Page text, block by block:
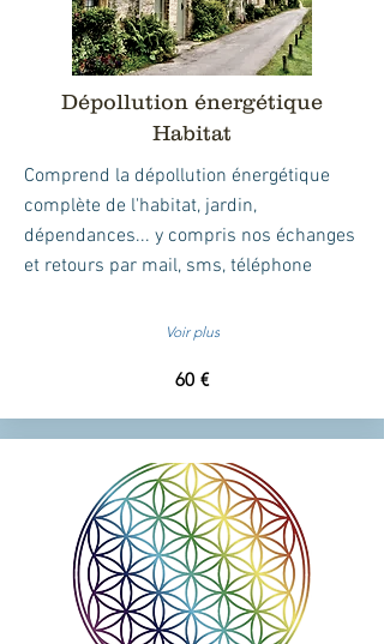
Dépollution énergétique
Habitat
Comprend la dépollution énergétique
complète de l'habitat, jardin,
dépendances... y compris nos échanges
et retours par mail, sms, téléphone
Voir plus
60 €